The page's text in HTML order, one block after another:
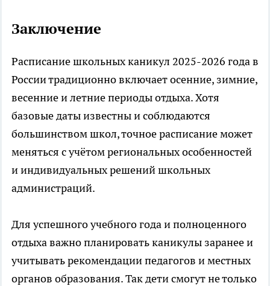
Заключение
Расписание школьных каникул 2025-2026 года в
России традиционно включает осенние, зимние,
весенние и летние периоды отдыха. Хотя
базовые даты известны и соблюдаются
большинством школ, точное расписание может
меняться с учётом региональных особенностей
и индивидуальных решений школьных
администраций.
Для успешного учебного года и полноценного
отдыха важно планировать каникулы заранее и
учитывать рекомендации педагогов и местных
органов образования. Так дети смогут не только